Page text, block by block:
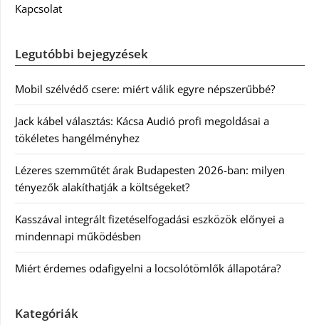
Kapcsolat
Legutóbbi bejegyzések
Mobil szélvédő csere: miért válik egyre népszerűbbé?
Jack kábel választás: Kácsa Audió profi megoldásai a
tökéletes hangélményhez
Lézeres szemműtét árak Budapesten 2026-ban: milyen
tényezők alakíthatják a költségeket?
Kasszával integrált fizetéselfogadási eszközök előnyei a
mindennapi működésben
Miért érdemes odafigyelni a locsolótömlők állapotára?
Kategóriák